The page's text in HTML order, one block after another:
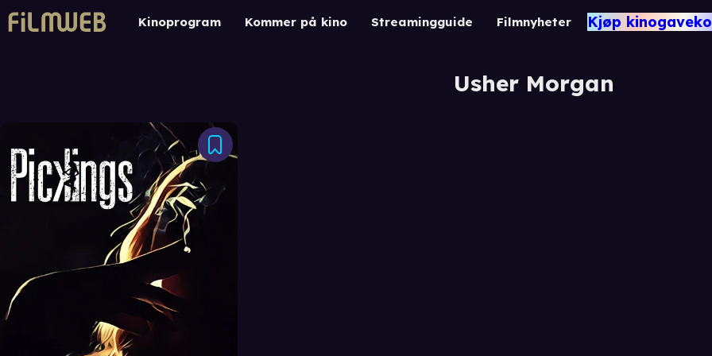
Kinoprogram Kommer på kino Streamingguide Filmnyheter Kjøp
Usher Morgan